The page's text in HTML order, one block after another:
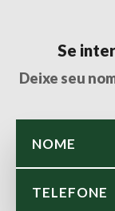
Se
Deixe seu